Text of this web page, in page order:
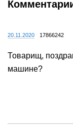
20.11.2020 17866242
Товарищ,
машине?